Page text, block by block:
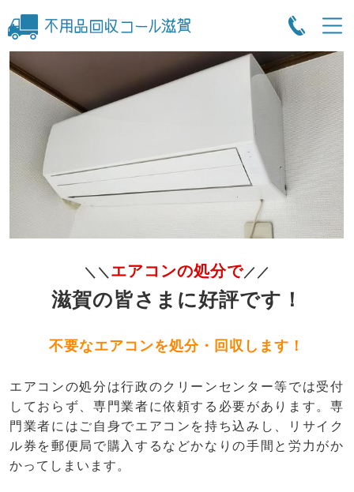
＼＼ エアコンの処分で／／
滋賀の皆さまに好評です！
不要なエアコンを処分・回収します！
エアコンの処分は行政のクリーンセンター等では受付
しておらず、専門業者に依頼する必要があります。専
門業者にはご自身でエアコンを持ち込みし、リサイク
ル券を郵便局で購入するなどかなりの手間と労力がか
かってしまいます。